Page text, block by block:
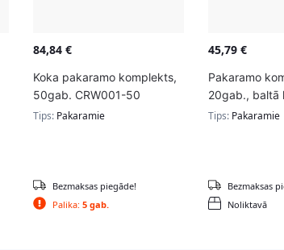
84,84€
Koka pakaramo komplekts,
50gab. CRW001-50
Tips: Pakaramie
Palika:5 gab.
Bezmaksas piegāde!
45,79 €
Pakaramo
20gab., baltā
Tips: Pakaramie
Noliktavā
Bezmaksas